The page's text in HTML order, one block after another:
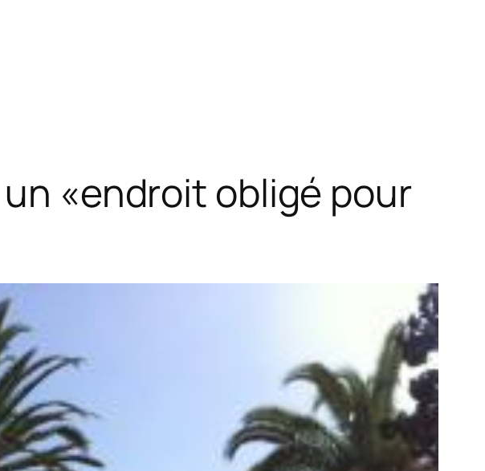
«endroit obligé pour